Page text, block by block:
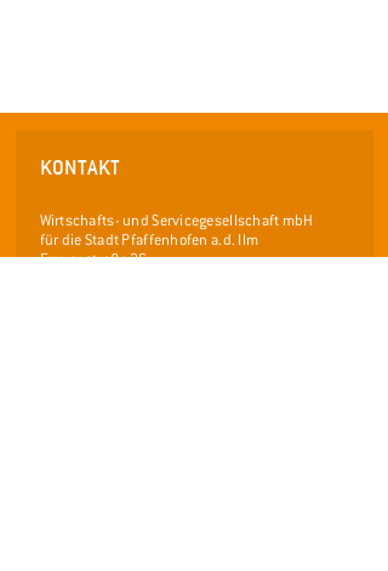
KONTAKT
Wirtschafts- und Servicegesellschaft mbH
für die Stadt Pfaffenhofen a.d. Ilm
Frauenstraße 36